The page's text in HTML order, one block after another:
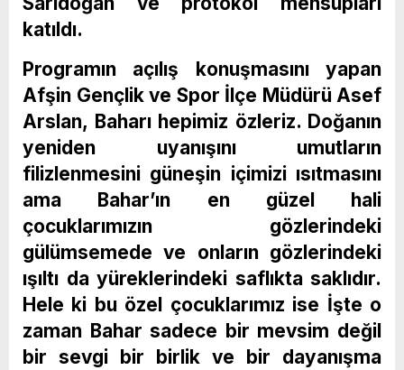
katıldı.
Programın açılış konuşmasını yapan
Afşin Gençlik ve Spor İlçe Müdürü Asef
Arslan, Baharı hepimiz özleriz. Doğanın
yeniden uyanışını umutların
filizlenmesini güneşin içimizi ısıtmasını
ama Bahar’ın en güzel hali
çocuklarımızın gözlerindeki
gülümsemede ve onların gözlerindeki
ışıltı da yüreklerindeki saflıkta saklıdır.
Hele ki bu özel çocuklarımız ise İşte o
zaman Bahar sadece bir mevsim değil
bir sevgi bir birlik ve bir dayanışma